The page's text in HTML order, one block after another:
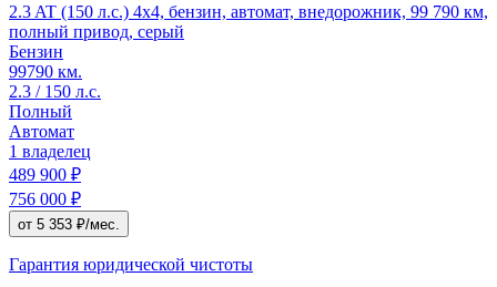
2.3 AT (150 л.с.) 4x4, бензин, автомат, внедорожник, 99 790 км,
полный привод, серый
Бензин
99790 км.
2.3 / 150 л.с.
Полный
Автомат
1 владелец
489 900 ₽
756 000 ₽
от 5 353 ₽/мес.
Гарантия юридической чистоты